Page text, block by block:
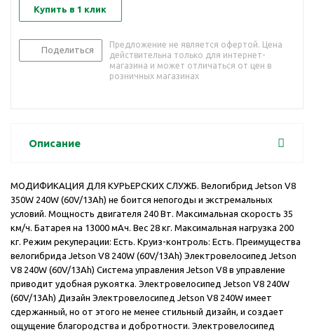
Купить в 1 клик
Поделиться
Предложение не является офертой. Цена
действительна только для интернет-
магазина и может отличаться от цен в
розничных магазинах
Описание
МОДИФИКАЦИЯ ДЛЯ КУРЬЕРСКИХ СЛУЖБ. Велогибрид Jetson V8
350W 240W (60V/13Ah) не боится непогоды и экстремальных
условий. Мощность двигателя 240 Вт. Максимальная скорость 35
км/ч. Батарея на 13000 мАч. Вес 28 кг. Максимальная нагрузка 200
кг. Режим рекуперации: Есть. Круиз-контроль: Есть. Преимущества
велогибрида Jetson V8 240W (60V/13Ah) Электровелосипед Jetson
V8 240W (60V/13Ah) Система управления Jetson V8 в управление
приводит удобная рукоятка. Электровелосипед Jetson V8 240W
(60V/13Ah) Дизайн Электровелосипед Jetson V8 240W имеет
сдержанный, но от этого не менее стильный дизайн, и создает
ощущение благородства и добротности. Электровелосипед